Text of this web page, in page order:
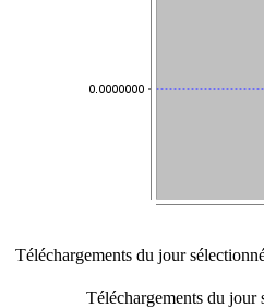
Téléchargements du jour
Téléchargements du jour